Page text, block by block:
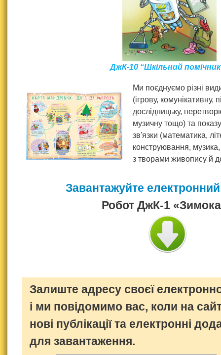
ДжК-10 “Шкільний
Ми поєднуємо різні
(ігрову, комунікативну,
дослідницьку,
музичну тощо) та
зв'язки (математика,
конструювання,
з творами живопису й
Завантажуйте
Робот ДжК-1
Залиште адресу своєї
і ми повідомимо вас, коли на
нові публікації та електронні
для завантаження.